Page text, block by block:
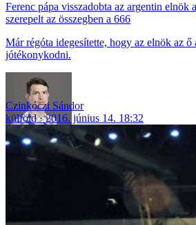
Ferenc pápa visszadobta az argentin elnök
szerepelt az összegben a 666
Már régóta idegesítette, hogy az elnök az ő
jótékonykodni.
Czinkóczi Sándor
külföld
2016. június 14. 18:32